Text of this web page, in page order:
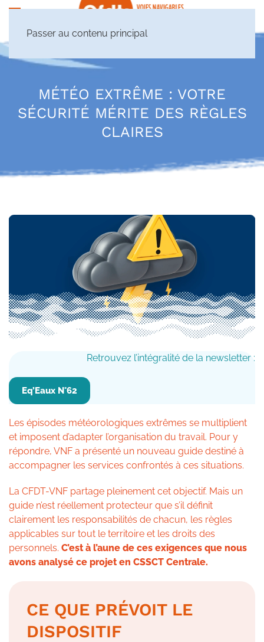
Passer au contenu principal
MÉTÉO EXTRÊME : VOTRE
SÉCURITÉ MÉRITE DES RÈGLES
CLAIRES
Retrouvez l’intégralité de la newsletter :
Eq’Eaux N°62
Les épisodes météorologiques extrêmes se multiplient
et imposent d’adapter l’organisation du travail. Pour y
répondre, VNF a présenté un nouveau guide destiné à
accompagner les services confrontés à ces situations.
La CFDT-VNF partage pleinement cet objectif. Mais un
guide n’est réellement protecteur que s’il définit
clairement les responsabilités de chacun, les règles
applicables sur tout le territoire et les droits des
personnels. C’est à l’aune de ces exigences que nous
avons analysé ce projet en CSSCT Centrale.
CE QUE PRÉVOIT LE
DISPOSITIF